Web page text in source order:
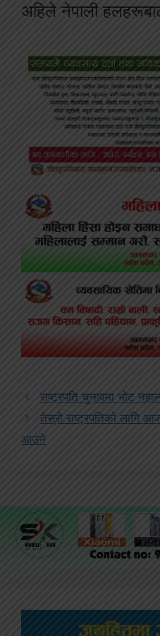
अहिले नेपाली
राष्ट्रपति चुनावमा भोट
तेस्रो राष्ट्रपतिको लागि
आउने